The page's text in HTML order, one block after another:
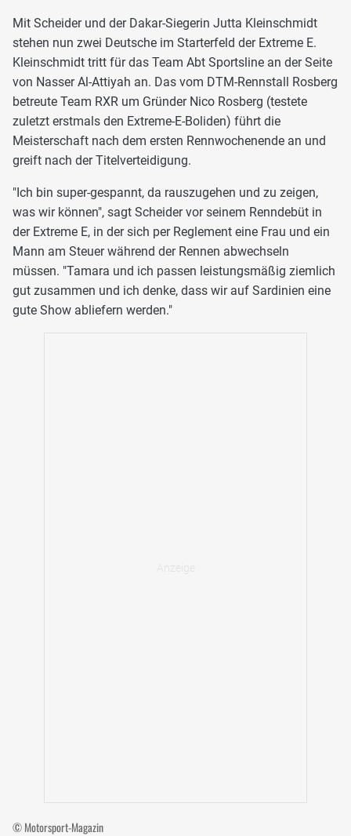
Mit Scheider und der Dakar-Siegerin Jutta Kleinschmidt
stehen nun zwei Deutsche im Starterfeld der Extreme E.
Kleinschmidt tritt für das Team Abt Sportsline an der Seite
von Nasser Al-Attiyah an. Das vom DTM-Rennstall Rosberg
betreute Team RXR um Gründer Nico Rosberg (testete
zuletzt erstmals den Extreme-E-Boliden) führt die
Meisterschaft nach dem ersten Rennwochenende an und
greift nach der Titelverteidigung.
"Ich bin super-gespannt, da rauszugehen und zu zeigen,
was wir können", sagt Scheider vor seinem Renndebüt in
der Extreme E, in der sich per Reglement eine Frau und ein
Mann am Steuer während der Rennen abwechseln
müssen. "Tamara und ich passen leistungsmäßig ziemlich
gut zusammen und ich denke, dass wir auf Sardinien eine
gute Show abliefern werden."
© Motorsport-Magazin